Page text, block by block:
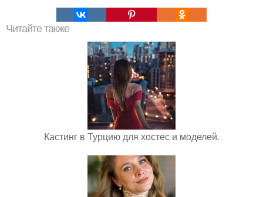
Читайте также
Кастинг в Турцию для хостес и моделей.